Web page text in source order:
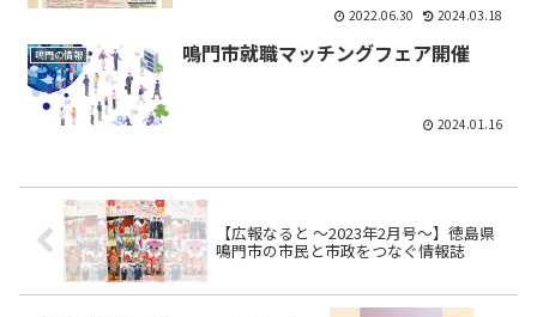
2022.06.30 2024.03.18
鳴門の情報 鳴門市就職マッチングフェア開催
2024.01.16
【広報なると ～2023年2月号～】徳島県
鳴門市の市民と市政をつなぐ情報誌